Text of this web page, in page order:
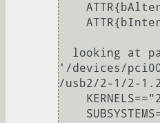
'/devices/
/usb2/2-1/2-